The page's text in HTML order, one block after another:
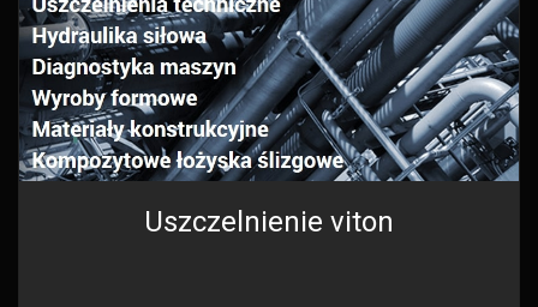
Uszczelnienie viton